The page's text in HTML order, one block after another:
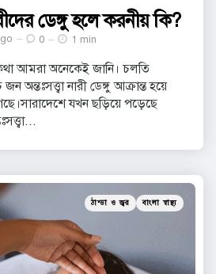
ডেঙ্গু হলে করনীয় কি?
0 1 min
কথা আমরা অনেকেই জানি। চলতি
অন্তঃসত্ত্বা নারী ডেঙ্গু আক্রান্ত হয়ে
যখন ছড়িয়ে পড়েছে
Categories
Posted
in
ঠান্ডা ও জ্বর বাংলা স্বাস্থ্য